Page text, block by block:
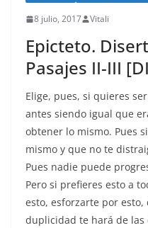
8 julio, 2017 Vitali
Epicteto.
Pasajes II-III
Elige, pues, si quieres
antes siendo igual que
obtener lo mismo. Pues
mismo y que no te
Pues nadie puede
Pero si prefieres esto a
esto, esforzarte por esto,
duplicidad te hará de las